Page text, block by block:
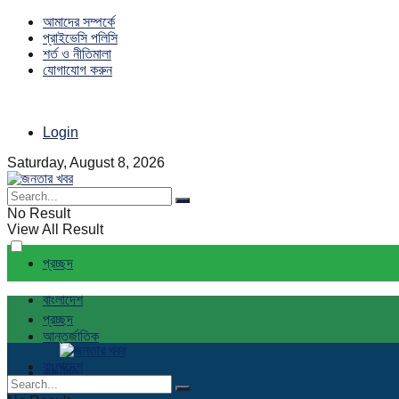
আমাদের সম্পর্কে
প্রাইভেসি পলিসি
শর্ত ও নীতিমালা
যোগাযোগ করুন
Login
Saturday, August 8, 2026
No Result
View All Result
প্রচ্ছদ
বাংলাদেশ
আন্তর্জাতিক
রাজনীতি
প্রচ্ছদ
বাংলাদেশ